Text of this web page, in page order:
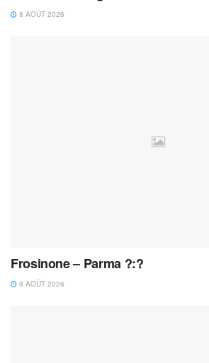
8 AOÛT 2026
Frosinone – Parma ?:?
8 AOÛT 2026